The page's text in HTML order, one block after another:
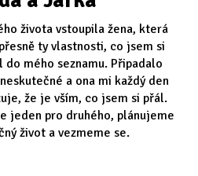
života vstoupila žena, která
ty vlastnosti, co jsem si
do mého seznamu. Připadalo
a ona mi každý den
že je vším, co jsem si přál.
jeden pro druhého, plánujeme
život a vezmeme se.